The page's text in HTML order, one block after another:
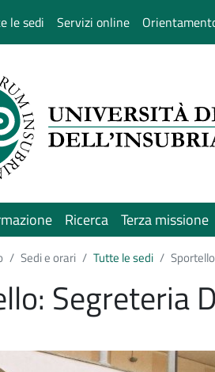
le sedi Servizi online
Ricerca Terza missione
Sedi e orari Tutte le sedi
Segreteria